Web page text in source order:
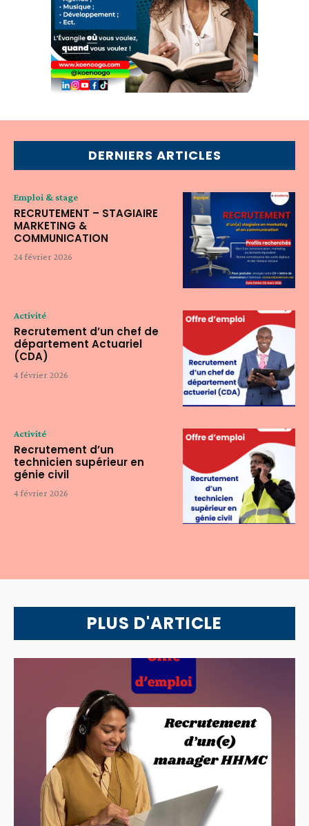
DERNIERS ARTICLES
Emploi & stage
RECRUTEMENT – STAGIAIRE
MARKETING &
COMMUNICATION
24 février 2026
Activité
Recrutement d’un chef de
département Actuariel
(CDA)
4 février 2026
Activité
Recrutement d’un
technicien supérieur en
génie civil
4 février 2026
PLUS D'ARTICLE